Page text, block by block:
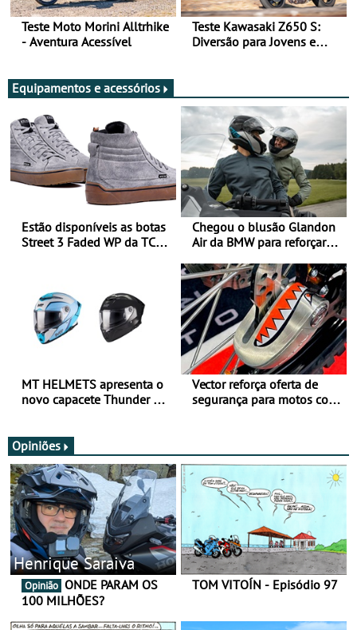
Teste Moto Morini Alltrhike
- Aventura Acessível
Teste Kawasaki Z650 S:
Diversão para Jovens e
Equipamentos e acessórios
Estão disponíveis as botas
Street 3 Faded WP da TCX
Chegou o blusão Glandon
Air da BMW para reforçar
verão
MT HELMETS apresenta o
novo capacete Thunder 4 R
Vector reforça oferta de
segurança para motos com
Opiniões
Henrique Saraiva
Opinião
100 MILHÕES?
TOM VITOÍN - Episódio 97